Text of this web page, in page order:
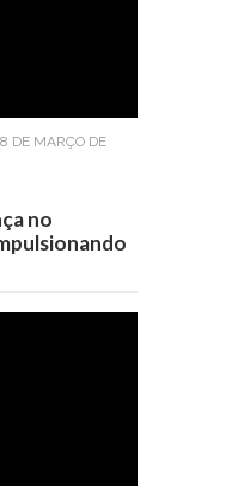
DE MARÇO DE
no